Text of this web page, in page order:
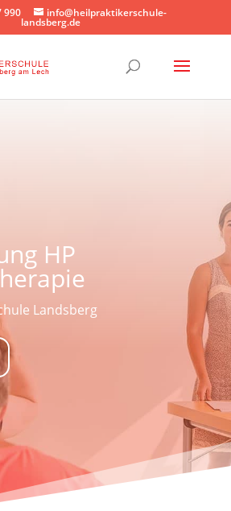
990 info@heilpraktikerschule-
landsberg.de
HP
Landsberg